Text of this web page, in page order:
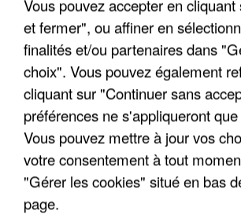
"JE SUIS À
ENFOIRÉS"
"ON A TOUS LE
Vous pouvez accepter en
et fermer", ou affiner en
finalités et/ou partenaires dans
choix". Vous pouvez également
cliquant sur "Continuer sans
préférences ne s'appliqueront
Vous pouvez mettre à jour vos
votre consentement à tout
"Gérer les cookies" situé en bas
page.